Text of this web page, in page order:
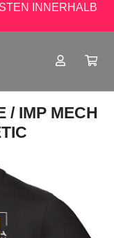
INNERHALB
/ IMP MECH